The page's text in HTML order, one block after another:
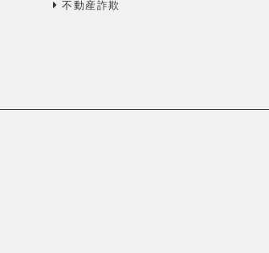
不動産詐欺